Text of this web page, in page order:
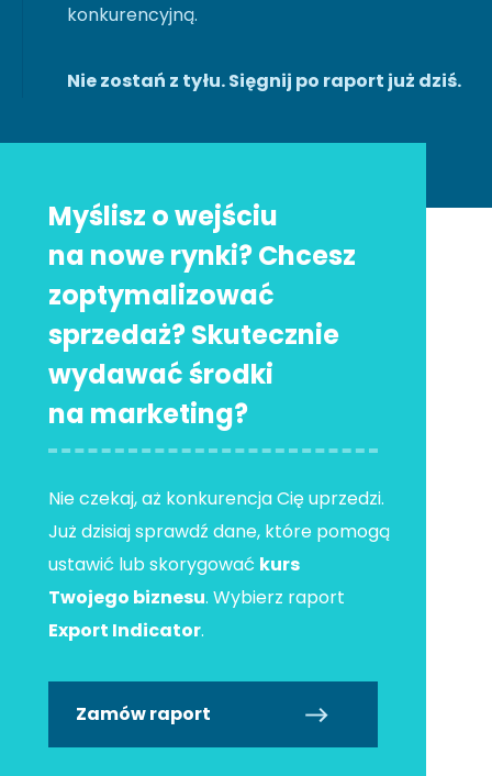
konkurencyjną.
Nie zostań z tyłu. Sięgnij po raport już dziś.
Myślisz o wejściu
na nowe rynki? Chcesz
zoptymalizować
sprzedaż? Skutecznie
wydawać środki
na marketing?
Nie czekaj, aż konkurencja Cię uprzedzi.
Już dzisiaj sprawdź dane, które pomogą
ustawić lub skorygować kurs
Twojego biznesu. Wybierz raport
Export Indicator.
Zamów raport